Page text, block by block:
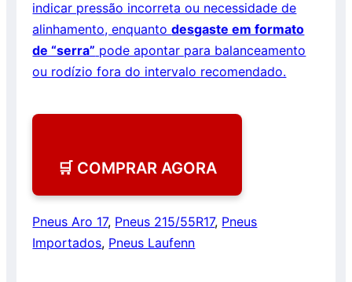
indicar pressão incorreta ou necessidade de
alinhamento, enquantodesgaste em formato
de “serra” pode apontar para balanceamento
ou rodízio fora do intervalo recomendado.
🛒 COMPRAR AGORA
Pneus Aro 17, Pneus 215/55R17, Pneus
Importados, Pneus Laufenn